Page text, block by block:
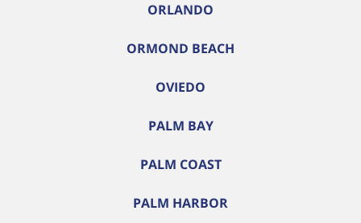
ORLANDO
ORMOND BEACH
OVIEDO
PALM BAY
PALM COAST
PALM HARBOR